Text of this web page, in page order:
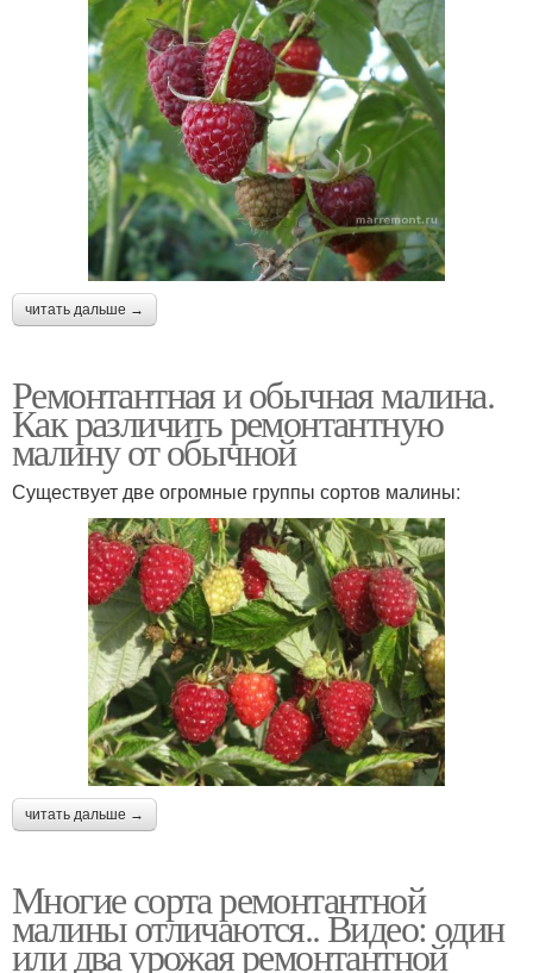
читать дальше →
Ремонтантная и обычная малина.
Как различить ремонтантную
малину от обычной
Существует две огромные группы сортов малины:
читать дальше →
Многие сорта ремонтантной
малины отличаются.. Видео: один
или два урожая ремонтантной